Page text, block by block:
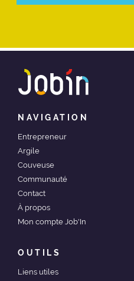
NAVIGATION
Entrepreneur
Argile
Couveuse
Communauté
Contact
À propos
Mon compte Job'In
OUTILS
Liens utiles